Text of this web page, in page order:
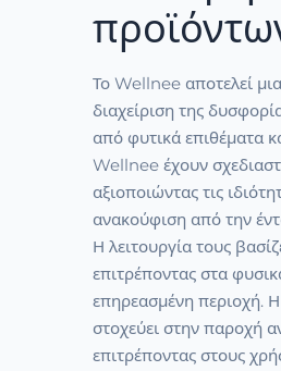
Το Wellnee αποτελεί
διαχείριση της
από φυτικά επιθέματα
Wellnee έχουν
αξιοποιώντας τις
ανακούφιση από την
Η λειτουργία τους
επιτρέποντας στα
επηρεασμένη περιοχή. Η
στοχεύει στην παροχή
επιτρέποντας στους